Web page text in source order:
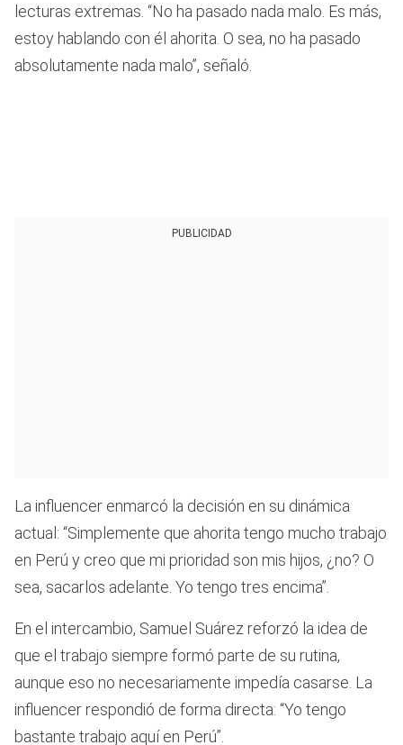
lecturas extremas. “No ha pasado nada malo. Es más,
estoy hablando con él ahorita. O sea, no ha pasado
absolutamente nada malo”, señaló.
PUBLICIDAD
La influencer enmarcó la decisión en su dinámica
actual: “Simplemente que ahorita tengo mucho trabajo
en Perú y creo que mi prioridad son mis hijos, ¿no? O
sea, sacarlos adelante. Yo tengo tres encima”.
En el intercambio, Samuel Suárez reforzó la idea de
que el trabajo siempre formó parte de su rutina,
aunque eso no necesariamente impedía casarse. La
influencer respondió de forma directa: “Yo tengo
bastante trabajo aquí en Perú”.